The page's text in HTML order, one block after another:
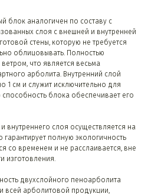
блок аналогичен по составу с
слоя с внешней и внутренней
стены, которую не требуется
облицовывать. Полностью
что является весьма
арболита. Внутренний слой
1 см и служит исключительно для
блока обеспечивает его
слоя осуществляется на
полную экологичность
со временем и не расслаивается, вне
изготовления.
двухслойного пеноарболита
всей арболитовой продукции,